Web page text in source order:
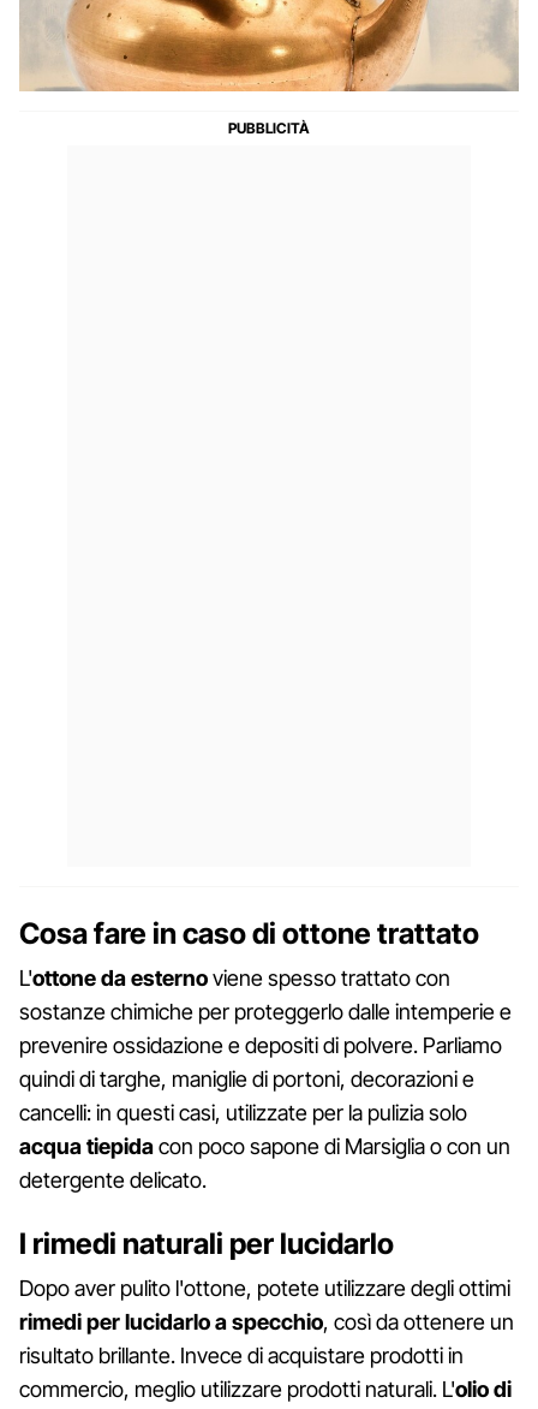
Cosa fare in caso di ottone trattato
L'ottone da esternoviene spesso trattato con
sostanze chimiche per proteggerlo dalle intemperie e
prevenire ossidazione e depositi di polvere. Parliamo
quindi di targhe, maniglie di portoni, decorazioni e
cancelli: in questi casi, utilizzate per la pulizia solo
acqua tiepidacon poco sapone di Marsiglia o con un
detergente delicato.
I rimedi naturali per lucidarlo
Dopo aver pulito l'ottone, potete utilizzare degli ottimi
rimedi per lucidarlo a specchio, così da ottenere un
risultato brillante. Invece di acquistare prodotti in
commercio, meglio utilizzare prodotti naturali. L'olio di